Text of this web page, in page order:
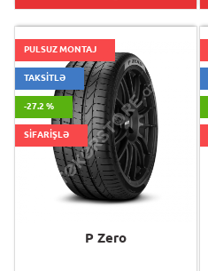
PULSUZ MONTAJ
TAKSİTLƏ
-27.2 %
SİFARİŞLƏ
P Zero